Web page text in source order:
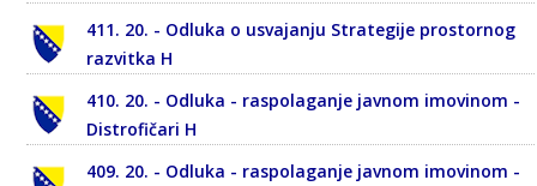
411. 20. - Odluka o usvajanju Strategije prostornog
razvitka H
410. 20. - Odluka - raspolaganje javnom imovinom -
Distrofičari H
409. 20. - Odluka - raspolaganje javnom imovinom -